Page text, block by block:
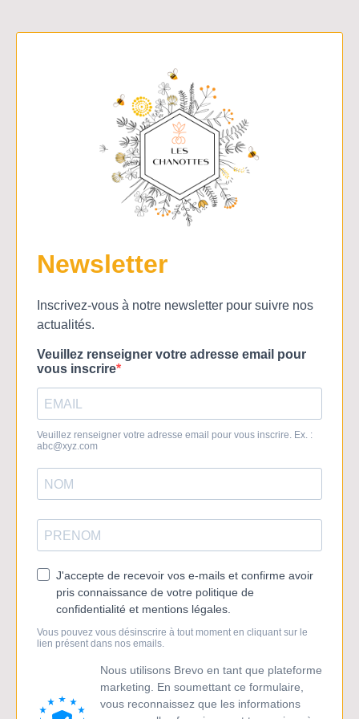
Newsletter
Inscrivez-vous à notre newsletter pour suivre nos
actualités.
Veuillez renseigner votre adresse email pour
vous inscrire
Veuillez renseigner votre adresse email pour vous inscrire. Ex. :
abc@xyz.com
J'accepte de recevoir vos e-mails et confirme avoir
pris connaissance de votre politique de
confidentialité et mentions légales.
Vous pouvez vous désinscrire à tout moment en cliquant sur le
lien présent dans nos emails.
Nous utilisons Brevo en tant que plateforme
marketing. En soumettant ce formulaire,
vous reconnaissez que les informations